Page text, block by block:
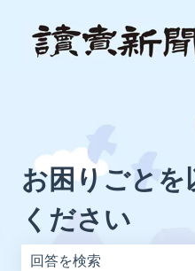
お困りごとを
ください